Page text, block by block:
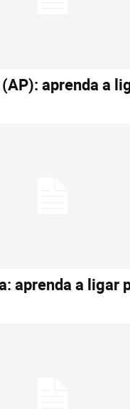
(AP): aprenda a
aprenda a ligar